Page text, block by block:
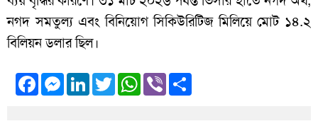
নগদ সমতুল্য এবং বিনিয়োগ সিকিউরিটিজ মিলিয়ে মোট ১৪.২
বিলিয়ন ডলার ছিল।
Facebook
Messenger
LinkedIn
TwitterWhatsApp
Viber